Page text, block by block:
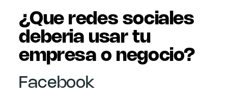
¿Que redes sociales
deberia usar tu
empresa o negocio?
Facebook